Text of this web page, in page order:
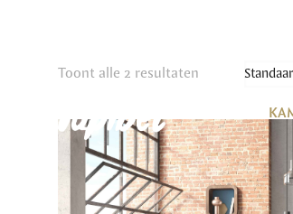
Toont alle 2 resultaten